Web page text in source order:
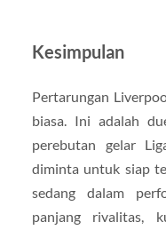
Kesimpulan
Pertarungan
biasa. Ini adalah
perebutan gelar
diminta untuk siap
sedang dalam
panjang rivalitas,